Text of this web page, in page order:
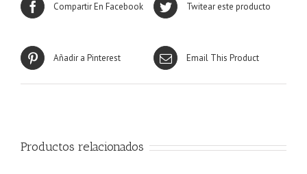
Compartir En Facebook Twitear este producto
Añadir a Pinterest Email This Product
Productos relacionados